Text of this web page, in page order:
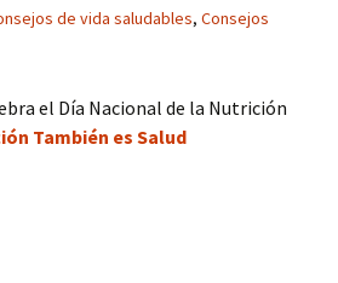
de vida saludables, Consejos
el Día Nacional de la Nutrición
También es Salud